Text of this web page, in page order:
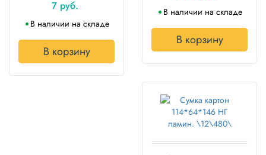
7 руб.
В наличии на складе
В корзину
В наличии на складе
В корзину